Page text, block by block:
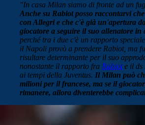
"In casa Milan siamo di fronte ad un
Anche su Rabiot posso raccontarvi
con Allegri e che c'è già un'apertura
giocatore a seguire il suo allenatore in
perché tra i due c'è un rapporto
il Napoli provò a prendere Rabiot, ma
risultare determinante per il suo
nonostante il rapporto fra Rabiote il ds
ai tempi della Juventus. Il Milan può
milioni per il francese, ma se il
rimanere, allora diventerebbe